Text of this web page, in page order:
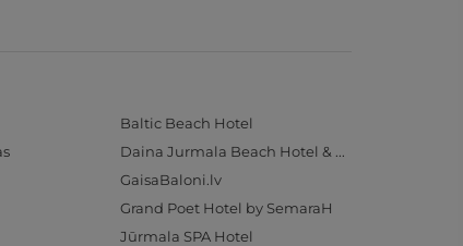
Baltic Beach Hotel
Daina Jurmala Beach Hotel & SPA
GaisaBaloni.lv
Grand Poet Hotel by SemaraH
Jūrmala SPA Hotel